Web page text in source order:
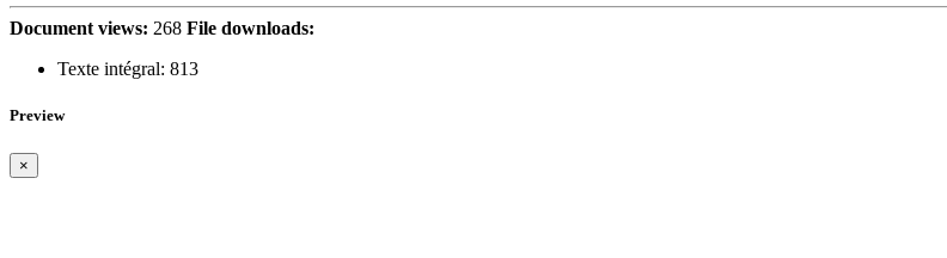
Document views: 268 File downloads:
Texte intégral: 813
Preview
×